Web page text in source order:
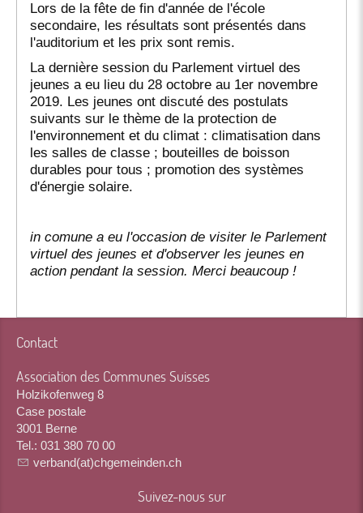
Lors de la fête de fin d'année de l'école
secondaire, les résultats sont présentés dans
l'auditorium et les prix sont remis.
La dernière session du Parlement virtuel des
jeunes a eu lieu du 28 octobre au 1er novembre
2019. Les jeunes ont discuté des postulats
suivants sur le thème de la protection de
l'environnement et du climat : climatisation dans
les salles de classe ; bouteilles de boisson
durables pour tous ; promotion des systèmes
d'énergie solaire.
in comune a eu l'occasion de visiter le Parlement
virtuel des jeunes et d'observer les jeunes en
action pendant la session. Merci beaucoup !
Contact
Association des Communes Suisses
Holzikofenweg 8
Case postale
3001 Berne
Tel.: 031 380 70 00
verband(at)chgemeinden.ch
Suivez-nous sur